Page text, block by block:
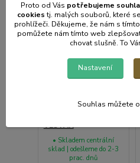
Váleček PES
VESTAN
• Skladem centrální
sklad | odešleme do 2-3
prac. dnů
Proto od Vás potřebujeme
cookiestj. malých souborů, které
prohlížeči. Děkujeme, že nám s
pomůžete nám tímto web
chovat slušně. To
Nastavení
Souhlas můžete